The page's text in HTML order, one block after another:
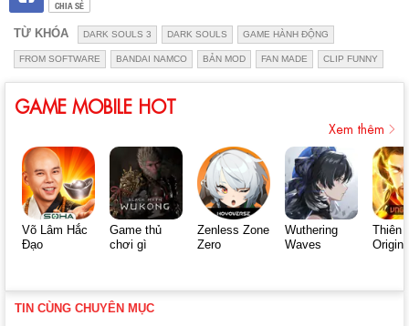
CHIA SẺ
TỪ KHÓA DARK SOULS 3 DARK SOULS GAME HÀNH ĐỘNG
FROM SOFTWARE BANDAI NAMCO BẢN MOD FAN MADE CLIP FUNNY
GAME MOBILE HOT
Xem thêm
Võ Lâm Hắc
Đạo
Game thủ
chơi gì
Zenless Zone
Zero
Wuthering
Waves
Thiên
Origin
TIN CÙNG CHUYÊN MỤC